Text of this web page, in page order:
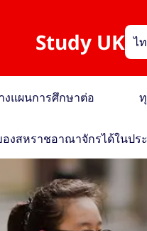
Study UK ไ
งแผนการศึกษาต่อ
งสหราชอาณาจักรได้ในปร